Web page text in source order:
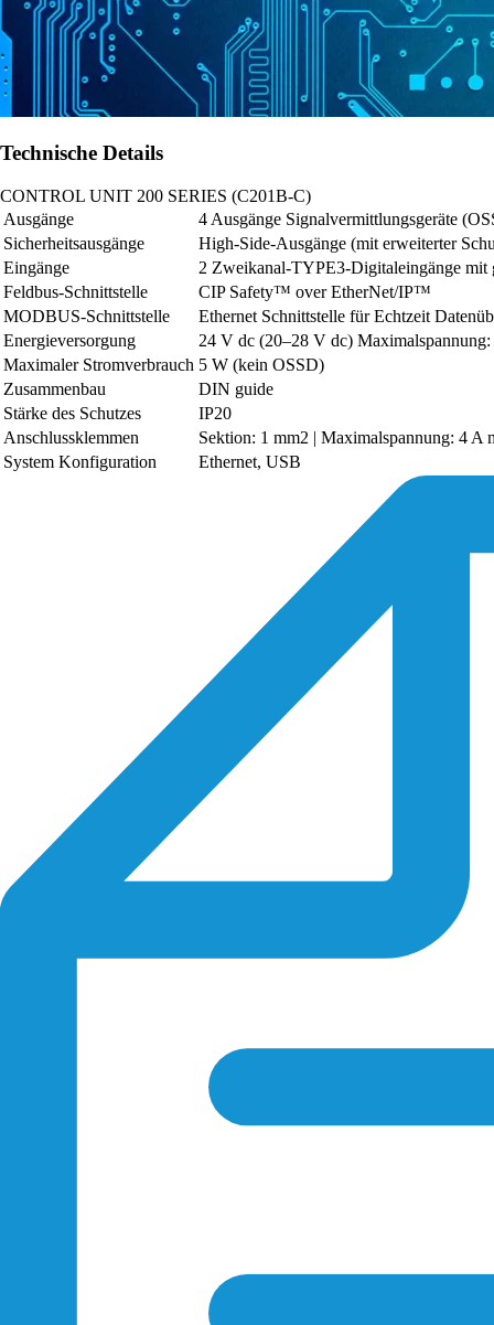
Technische Details
CONTROL UNIT 200 SERIES (C201B-C)
Ausgänge
4 Ausgänge Signalvermittlungsgeräte
Sicherheitsausgänge
High-Side-Ausgänge (mit erweiterter
Eingänge
2 Zweikanal-TYPE3-Digitaleingänge mit
Feldbus-Schnittstelle
CIP Safety™ over EtherNet/IP™
MODBUS-Schnittstelle
Ethernet Schnittstelle für Echtzeit
Energieversorgung
24 V dc (20–28 V dc)
Maximaler Stromverbrauch 5 W (kein OSSD)
Zusammenbau
DIN guide
Stärke des Schutzes
IP20
Anschlussklemmen
Sektion: 1 mm2 | Maximalspannung: 4 A
System Konfiguration
Ethernet, USB